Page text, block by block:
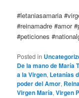
#letaniasamaria
#reinamadre #amor
#peticiones
Posted in
De la mano de María
a la Virgen, Letanías
poder del Amor,
Virgen María,Virgen